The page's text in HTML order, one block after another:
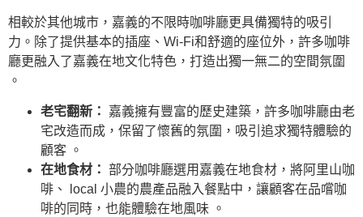
相較於其他城市，嘉義的不限時咖啡廳更具備獨特的吸引
力。除了提供基本的插座、Wi-Fi和舒適的座位外，許多咖啡
廳更融入了嘉義在地文化特色，打造出獨一無二的空間氛圍
。
老宅翻新：
嘉義擁有豐富的歷史建築，許多咖啡廳由老
宅改造而成，保留了懷舊的氛圍，吸引追求獨特體驗的
顧客 。
在地食材： 部分咖啡廳選用嘉義在地食材，將阿里山咖
啡、 local 小農的農產品融入餐點中，讓顧客在品嚐咖
啡的同時，也能體驗在地風味 。